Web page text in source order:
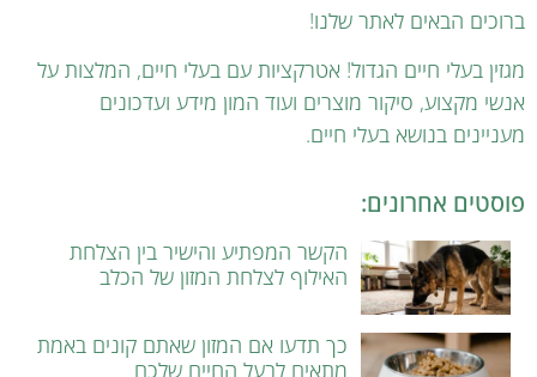
ברוכים הבאים לאתר שלנו!
מגזין בעלי חיים הגדול! אטרקציות עם בעלי חיים, המלצות על
אנשי מקצוע, סיקור מוצרים ועוד המון מידע ועדכונים
מעניינים בנושא בעלי חיים.
פוסטים אחרונים:
הקשר המפתיע והישיר בין הצלחת
האילוף לצלחת המזון של הכלב
כך תדעו אם המזון שאתם קונים באמת
מתאים לבעל החיים שלכם